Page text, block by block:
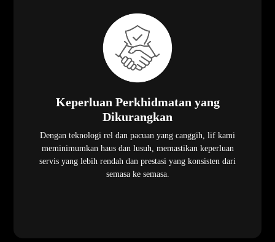
Keperluan Perkhidmatan yang
Dikurangkan
Dengan teknologi rel dan pacuan yang canggih, lif kami
meminimumkan haus dan lusuh, memastikan keperluan
servis yang lebih rendah dan prestasi yang konsisten dari
semasa ke semasa.